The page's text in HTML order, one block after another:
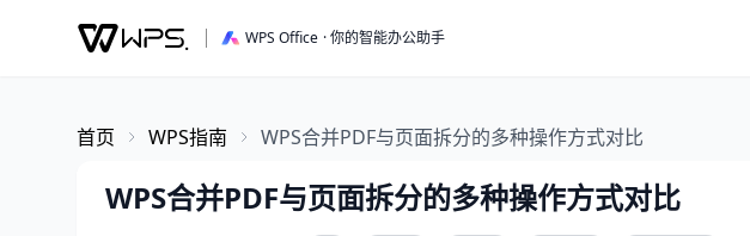
WPS Office · 你的智能办公助手
首页 WPS指南 WPS合并PDF与页面拆分的多种操作方式对比
WPS合并PDF与页面拆分的多种操作方式对比